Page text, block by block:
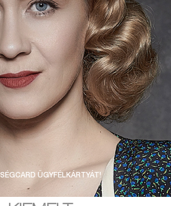
ÜGYFÉLKÁRTYÁT!